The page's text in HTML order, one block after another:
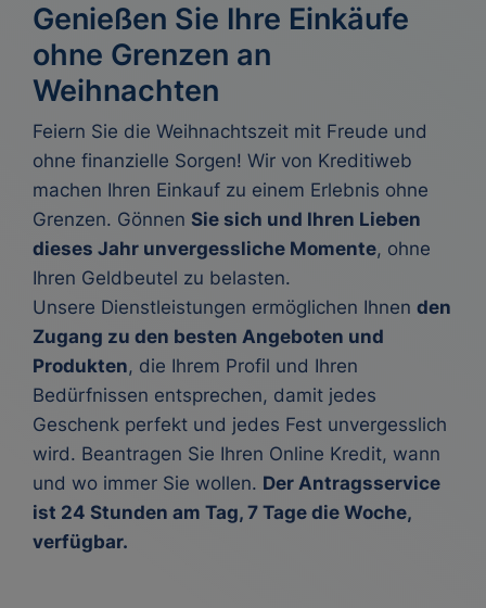
Genießen Sie Ihre Einkäufe
ohne Grenzen an
Weihnachten
Feiern Sie die Weihnachtszeit mit Freude und
ohne finanzielle Sorgen! Wir von Kreditiweb
machen Ihren Einkauf zu einem Erlebnis ohne
Grenzen. Gönnen Sie sich und Ihren Lieben
dieses Jahr unvergessliche Momente, ohne
Ihren Geldbeutel zu belasten.
Unsere Dienstleistungen ermöglichen Ihnen den
Zugang zu den besten Angeboten und
Produkten, die Ihrem Profil und Ihren
Bedürfnissen entsprechen, damit jedes
Geschenk perfekt und jedes Fest unvergesslich
wird. Beantragen Sie Ihren Online Kredit, wann
und wo immer Sie wollen. Der Antragsservice
ist 24 Stunden am Tag, 7 Tage die Woche,
verfügbar.